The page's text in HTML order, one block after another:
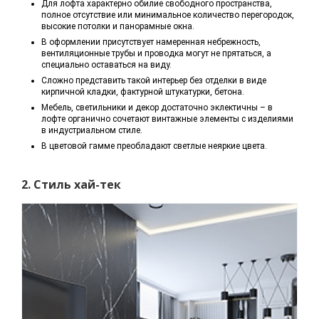
Для лофта характерно обилие свободного пространства,
полное отсутствие или минимальное количество перегородок,
высокие потолки и панорамные окна.
В оформлении присутствует намеренная небрежность,
вентиляционные трубы и проводка могут не прятаться, а
специально оставаться на виду.
Сложно представить такой интерьер без отделки в виде
кирпичной кладки, фактурной штукатурки, бетона.
Мебель, светильники и декор достаточно эклектичны – в
лофте органично сочетают винтажные элементы с изделиями
в индустриальном стиле.
В цветовой гамме преобладают светлые неяркие цвета.
2. Стиль хай-тек